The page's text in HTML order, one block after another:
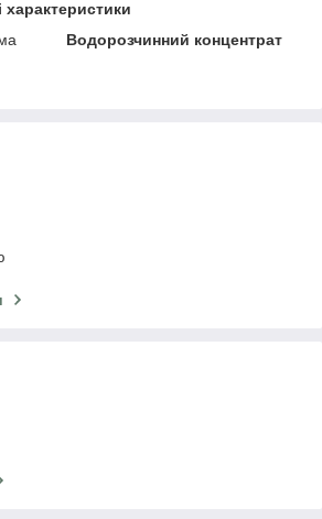
Водорозчинний концентрат